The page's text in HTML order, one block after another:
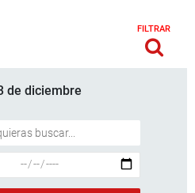
FILTRAR
de diciembre